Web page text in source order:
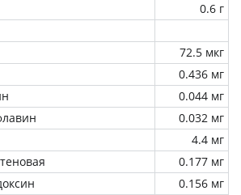
0.6 г
72.5 мкг
0.436 мг
0.044 мг
0.032 мг
4.4 мг
0.177 мг
0.156 мг